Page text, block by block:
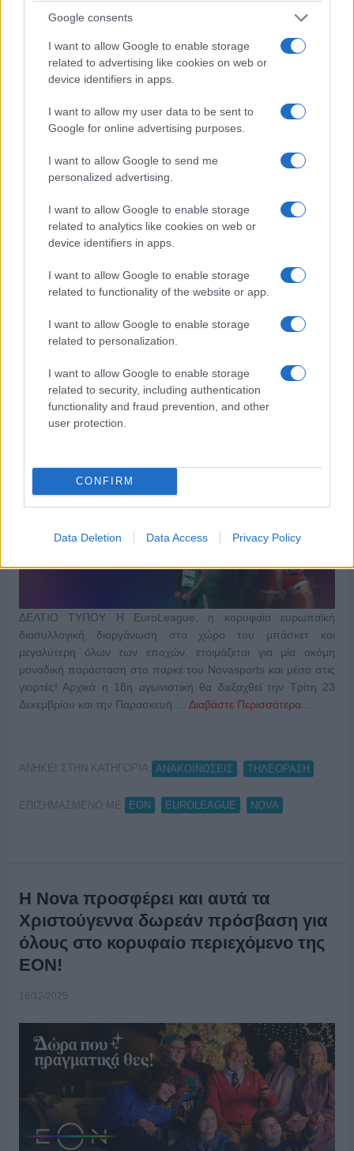
Google consents
I want to allow Google to enable storage
related to advertising like cookies on web or
device identifiers in apps.
I want to allow my user data to be sent to
Google for online advertising purposes.
I want to allow Google to send me
personalized advertising.
I want to allow Google to enable storage
related to analytics like cookies on web or
device identifiers in apps.
I want to allow Google to enable storage
related to functionality of the website or app.
I want to allow Google to enable storage
related to personalization.
I want to allow Google to enable storage
related to security, including authentication
functionality and fraud prevention, and other
user protection.
CONFIRM
Data Deletion Data Access Privacy Policy
ΔΕΛΤΙΟ ΤΥΠΟΥ Συναρπαστικό θέαμα περιμένει τους
Ευρώπης, μέσα από το ασυναγώνιστο μπουκέτο αθλητικού
περιεχομένου που περιλαμβάνει όλα τα αθλητικά γεγονότα των
καναλιών Novasports και Cosmote Sport, όλα στην πλατφόρμα
ΑΝΗΚΕΙ ΣΤΗΝ ΚΑΤΗΓΟΡΙΑ: ΑΝΑΚΟΙΝΩΣΕΙΣ ΤΗΛΕΟΡΑΣΗ
Μπασκετικές γιορτές με EuroLeague
και η νέα χρονιά ξεκινά με
Παναθηναϊκός AKTOR – Ολυμπιακός
Novasports!
ΔΕΛΤΙΟ ΤΥΠΟΥ Η EuroLeague, η κορυφαία ευρωπαϊκή
διασυλλογική διοργάνωση στο χώρο του μπάσκετ και
μεγαλύτερη όλων των εποχών, ετοιμάζεται για μία ακόμη
μοναδική παράσταση στο παρκέ του Novasports και μέσα στις
γιορτές! Αρχικά η 18η αγωνιστική θα διεξαχθεί την Τρίτη 23
Δεκεμβρίου και την Παρασκευή … Διαβάστε Περισσότερα...
ΑΝΗΚΕΙ ΣΤΗΝ ΚΑΤΗΓΟΡΙΑ: ΑΝΑΚΟΙΝΩΣΕΙΣ ΤΗΛΕΟΡΑΣΗ
ΕΠΙΣΗΜΑΣΜΕΝΟ ΜΕ: EON EUROLEAGUE NOVA
Η Nova προσφέρει και αυτά τα
Χριστούγεννα δωρεάν πρόσβαση για
όλους στο κορυφαίο περιεχόμενο της
EON!
16/12/2025